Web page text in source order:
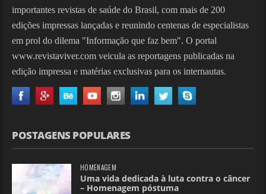
importantes revistas de saúde do Brasil, com mais de 200
edições impressas lançadas e reunindo centenas de especialistas
em prol do dilema "Informação que faz bem". O portal
www.revistaviver.com veicula as reportagens publicadas na
edição impressa e matérias exclusivas para os internautas.
POSTAGENS POPULARES
HOMENAGEM
Uma vida dedicada à luta contra o câncer
– Homenagem póstuma